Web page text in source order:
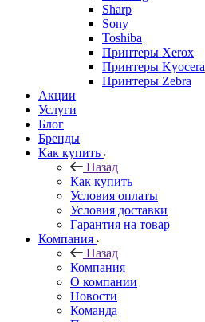
Sharp
Sony
Toshiba
Принтеры Xerox
Принтеры Kyocera
Принтеры Zebra
Акции
Услуги
Блог
Бренды
Как купить
Назад
Как купить
Условия оплаты
Условия доставки
Гарантия на товар
Компания
Назад
Компания
О компании
Новости
Команда